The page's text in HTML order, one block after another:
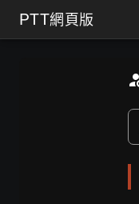
PTT網頁版